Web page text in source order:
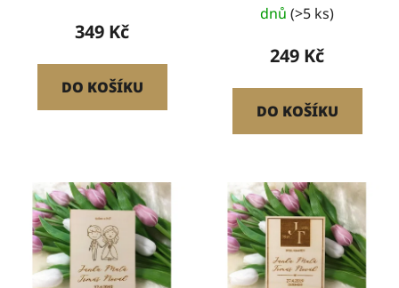
349 Kč
DO KOŠÍKU
dnů (>5 ks)
249 Kč
DO KOŠÍKU